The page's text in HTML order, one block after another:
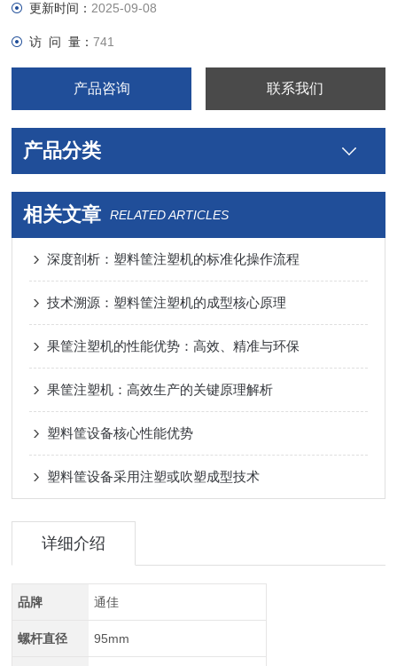
更新时间： 2025-09-08
访 问 量：741
产品咨询 联系我们
产品分类
相关文章 RELATED ARTICLES
深度剖析：塑料筐注塑机的标准化操作流程
技术溯源：塑料筐注塑机的成型核心原理
果筐注塑机的性能优势：高效、精准与环保
果筐注塑机：高效生产的关键原理解析
塑料筐设备核心性能优势
塑料筐设备采用注塑或吹塑成型技术
详细介绍
品牌 通佳
螺杆直径 95mm